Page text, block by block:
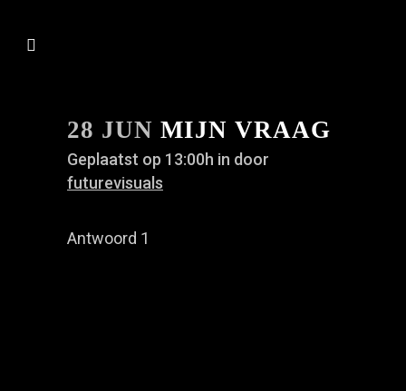
28 JUN MIJN VRAAG
Geplaatst op 13:00h in door
futurevisuals
Antwoord 1